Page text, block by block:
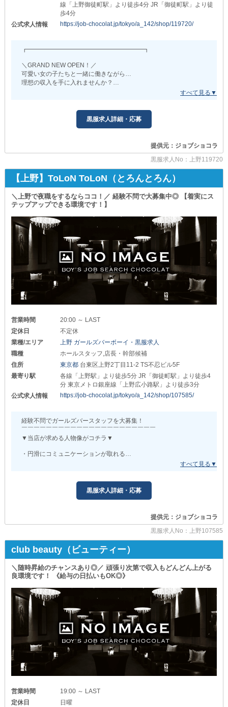
■夢の高収入も現実に■
￣￣￣￣￣￣￣￣￣￣￣
給与は、正社員で月収40万円以上！
誠実にコツコツ取り組めば
一般的には手の届かない高収入を
あなたも手にすることができます◎
※マネージャー昇格までを研修期間とし
その期間は業務委託契約となります。
■安心の完全個室寮あり■
￣￣￣￣￣￣￣￣￣￣￣￣
鉄筋コンクリート造のしっかりした建物に
ワンルームタイプの個室寮を完備！
上京や新生活を考えている方に
ピッタリの環境です。
⊹⊱❖⊰⊹
■人生の節目をしっかりサポート■
￣￣￣￣￣￣￣￣￣￣￣￣￣￣￣￣
結婚や出産があった際には
《お祝い金》を支給！
長く働くほどしっかりと
⊹⊱❖⊰⊹
╭━━━━━━━━━━━━━╮
性別不問！女性も大歓迎！
体験入社または
説明を聞くだけでも大丈夫です◎
興味がある方は電話⼜はメール
次のキャリアを【コットンクラブ】で
＜昇給・昇格は年功序列じゃない！＞
当店では、従業員の頑張りや業務への姿勢を
見逃すなんてことはしません。
「自分の努力を正当に評価されたい」
そんな方には、まさにピッタリのお仕事です。
///////////////////////////////////////////////
＊入社1ヶ月 ○○君（21歳）未経験
⇒基本給35万円＋店舗歩合4万円＋皆勤賞1万円
＊入社3ヶ月 福井君（23歳）マネージャー経験有り
⇒基本給35万円＋役職手当4万円＋店舗歩合7万円＋皆勤賞1万円
///////////////////////////////////////////////
ほかにも…
✓入社1年目で統括まで昇進
✓独立支援制度で自分の店舗を経営
など、結果を残した先輩たちがたくさん！
全てはあなたのやる気次第です◎
少しでも気になった方は
お気軽にお問い合わせください！
皆様からのご応募をお待ちしています。
線「上野御徒町駅」より徒歩4分 JR「御徒町駅」より徒
歩4分
公式求人情報
https://job-chocolat.jp/tokyo/a_142/shop/119720/
┏━━━━━━━━━━━━━━━━━━━┓
＼GRAND NEW OPEN！／
可愛い女の子たちと一緒に働きながら…
理想の収入を手に入れませんか？
当店はガールズバーをはじめ
幅広い業種を展開している実力派グループ♪
新しく始まる当店の第1期生となって
⠀/／
アルバイトさん⇒週３以上出勤できる方優遇中◎
＼＼
夜職経験・学歴・スキルは問いません！
そのため初心者さんも大歓迎です◎
系列店ではほとんどが未経験スタート。
しかし手厚い研修制度とサポート体制が整っているため
どなたも安心して一流スタッフになることができます◎
それぞれの想いが尊重される風通しの良い職場で
“新しい挑戦”に専念しませんか？
＼上野・浅草・西日暮里エリアで同時募集中／
ご連絡を心待ちにしています。
◤◢◤◢◤◢◤◢◤◢◤◢◤◢
【すぴRe：＋（すぴりたす）】
◤◢◤◢◤◢◤◢◤◢◤◢◤◢
┏━━━━━━━━━━━━━━━━━━━┓
°𖤐⸜ 募集内容はこちら ⸝𖤐°
❏店長・幹部候補❏
￣￣￣￣￣￣￣￣￣￣
月給：35万円～
❏ホールスタッフ❏
￣￣￣￣￣￣￣￣￣￣
┗━━━━━━━━━━━━━━━━━━━┛
さらに、あなたの努力・やる気を還元するため
しかも【Re：＋（すぴりたす）】は
￣￣￣￣￣￣￣￣￣￣￣￣￣￣￣￣
未経験者さんもご活躍次第では
スピード出世が叶えられる好環境です。
別途《賞与》もご用意しており
想定以上の収入につながることをお約束します◎
あなた史上、最高月収を実現させてくださいませ！
╋━━━━━━━━━━━━━━━━━━━━━━━━╋
°𖤐⸜ 福利厚生はこちら ⸝𖤐°
❏社会保険を完備❏
￣￣￣￣￣￣￣￣￣
長く腰を据えてお仕事をしたい方、必見！
急な事故や病気に備えることができ
安心して続けられます。
❏週休二日制を採用❏
黒服求人詳細・応募
提供元：ジョブショコラ
黒服求人No：上野119720
【上野】ToLoN ToLoN（とろんとろん）
＼上野で夜職をするならココ！／ 経験不問で大募集中◎ 【着実にス
テップアップできる環境です！】
営業時間
20:00 ～ LAST
定休日
不定休
業種/エリア
上野 ガールズバーボーイ・黒服求人
職種
ホールスタッフ,店長・幹部候補
住所
東京都 台東区上野2丁目11-2 TS不忍ビル5F
最寄り駅
各線「上野駅」より徒歩5分 JR「御徒町駅」より徒歩4
分 東京メトロ銀座線「上野広小路駅」より徒歩3分
公式求人情報
https://job-chocolat.jp/tokyo/a_142/shop/107585/
経験不問でガールズバースタッフを大募集！
￣￣￣￣￣￣￣￣￣￣￣￣￣￣￣￣￣￣￣￣￣￣
▼当店が求める人物像がコチラ▼
・円滑にコミュニケーションが取れる
どなたも平等にプロの黒服として
◆―――――――◆―――――――◆
《【上野仲町通り】Girl's Bar～トロントロン～》
◆―――――――◆―――――――◆
「会社には、成果を正当に評価してほしい」
という方は必見です◎
当店の月給は最低28万円＋『賞与あり』。
店長・幹部候補は月給50万円～です。
さらに『昇給・昇格』の査定は随時実施しています。
どんどん上げていくことが可能！
黒服求人詳細・応募
提供元：ジョブショコラ
黒服求人No：上野107585
club beauty（ビューティー）
＼随時昇給のチャンスあり◎／ 頑張り次第で収入もどんどん上がる
良環境です！ 《給与の日払いもOK◎》
営業時間
19:00 ～ LAST
定休日
日曜